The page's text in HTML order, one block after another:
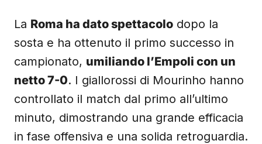
La Roma ha dato spettacolo dopo la
sosta e ha ottenuto il primo successo in
campionato, umiliando l’Empoli con un
netto 7-0. I giallorossi di Mourinho hanno
controllato il match dal primo all’ultimo
minuto, dimostrando una grande efficacia
in fase offensiva e una solida retroguardia.